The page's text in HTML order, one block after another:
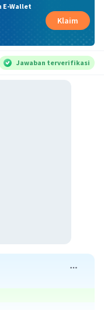
E-Wallet
Klaim
Jawaban terverifikasi